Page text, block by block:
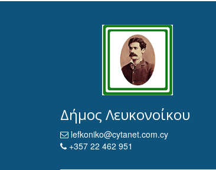
Δήμος Λευκονοίκου
lefkoniko@cytanet.com.cy
+357 22 462 951